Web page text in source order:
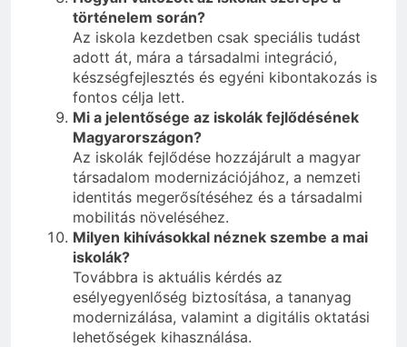
történelem során?
Az iskola kezdetben csak speciális tudást
adott át, mára a társadalmi integráció,
készségfejlesztés és egyéni kibontakozás is
fontos célja lett.
Mi a jelentősége az iskolák fejlődésének
Magyarországon?
Az iskolák fejlődése hozzájárult a magyar
társadalom modernizációjához, a nemzeti
identitás megerősítéséhez és a társadalmi
mobilitás növeléséhez.
Milyen kihívásokkal néznek szembe a mai
iskolák?
Továbbra is aktuális kérdés az
esélyegyenlőség biztosítása, a tananyag
modernizálása, valamint a digitális oktatási
lehetőségek kihasználása.